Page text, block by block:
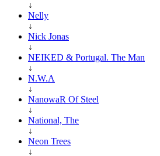
↓
Nelly
↓
Nick Jonas
↓
NEIKED & Portugal. The Man
↓
N.W.A
↓
NanowaR Of Steel
↓
National, The
↓
Neon Trees
↓